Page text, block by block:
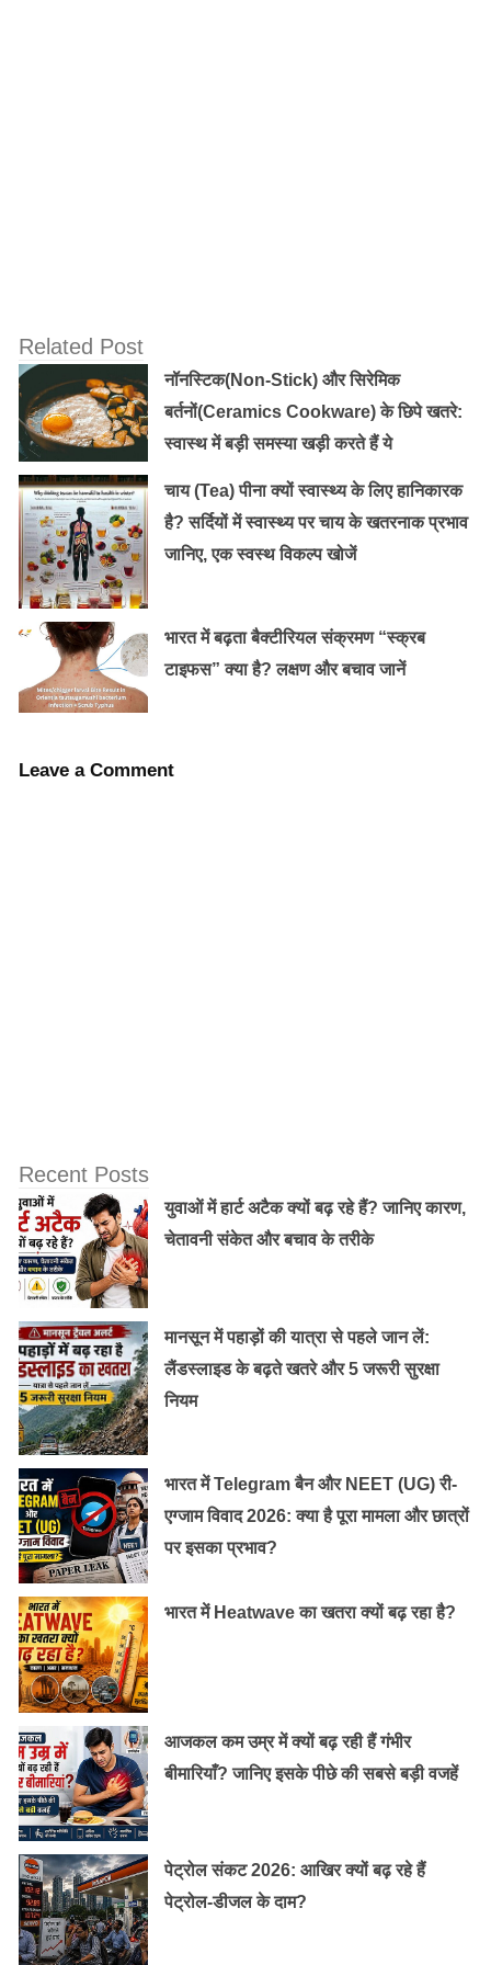
कोलेस्ट्रॉल को करे नियंत्रित:
शहद में कोलेस्ट्रॉल नहीं होता है। इलिनोइस और अन्य अध्ययनों के
अनुसार शहद में मौजूद विटामिंस और मिनरल्स बैड कोलेस्ट्रॉल के
लेवल को कम करने में मदद करते हैं।
Old Random Post
पान के औषधीय गुण
रोज़ शहद खाने से शरीर में एंटीऑक्सीडेंट लेवल पर भी इसका
सकारात्मक असर पड़ता है जोकि कोलेस्ट्रॉल से लड़ने में भी मदद
करता है।
पेट की समस्या को करे दूर :
शहद में एंटीबैक्टीरियल गुण मौजूद होते हैं इसलिए सुबह खाली पेट
एक चम्मच शहद खाने से फायदा होता है। ये पेट से जुड़ी कई
बीमारियों से बचाता है। पेट में शहद जाने पर बैक्टीरिया नहीं बनता है
और म्यूकोसा में छोटे घाव भी भर जाते हैं।
यह भी पढ़ें:पेट के कीड़े (कृमि ) मारने का इलाज
Related Post
नॉनस्टिक(Non-Stick) और सिरेमिक
बर्तनों(Ceramics Cookware) के छिपे खतरे:
स्वास्थ में बड़ी समस्या खड़ी करते हैं ये
चाय (Tea) पीना क्यों स्वास्थ्य के लिए हानिकारक
है? सर्दियों में स्वास्थ्य पर चाय के खतरनाक प्रभाव
जानिए, एक स्वस्थ विकल्प खोजें
भारत में बढ़ता बैक्टीरियल संक्रमण “स्क्रब
टाइफस” क्या है? लक्षण और बचाव जानें
Leave a Comment
Recent Posts
युवाओं में हार्ट अटैक क्यों बढ़ रहे हैं? जानिए कारण,
चेतावनी संकेत और बचाव के तरीके
मानसून में पहाड़ों की यात्रा से पहले जान लें:
लैंडस्लाइड के बढ़ते खतरे और 5 जरूरी सुरक्षा
नियम
भारत में Telegram बैन और NEET (UG) री-
एग्जाम विवाद 2026: क्या है पूरा मामला और छात्रों
पर इसका प्रभाव?
भारत में Heatwave का खतरा क्यों बढ़ रहा है?
आजकल कम उम्र में क्यों बढ़ रही हैं गंभीर
बीमारियाँ? जानिए इसके पीछे की सबसे बड़ी वजहें
पेट्रोल संकट 2026: आखिर क्यों बढ़ रहे हैं
पेट्रोल-डीजल के दाम?